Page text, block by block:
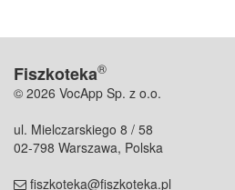
Fiszkoteka®
© 2026 VocApp Sp. z o.o.
ul. Mielczarskiego 8 / 58
02-798 Warszawa, Polska
fiszkoteka@fiszkoteka.pl